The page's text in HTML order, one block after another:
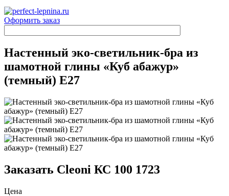
Оформить заказ
Настенный эко-светильник-бра из
шамотной глины «Куб абажур»
(темный) E27
Заказать Cleoni КС 100 1723
Цена